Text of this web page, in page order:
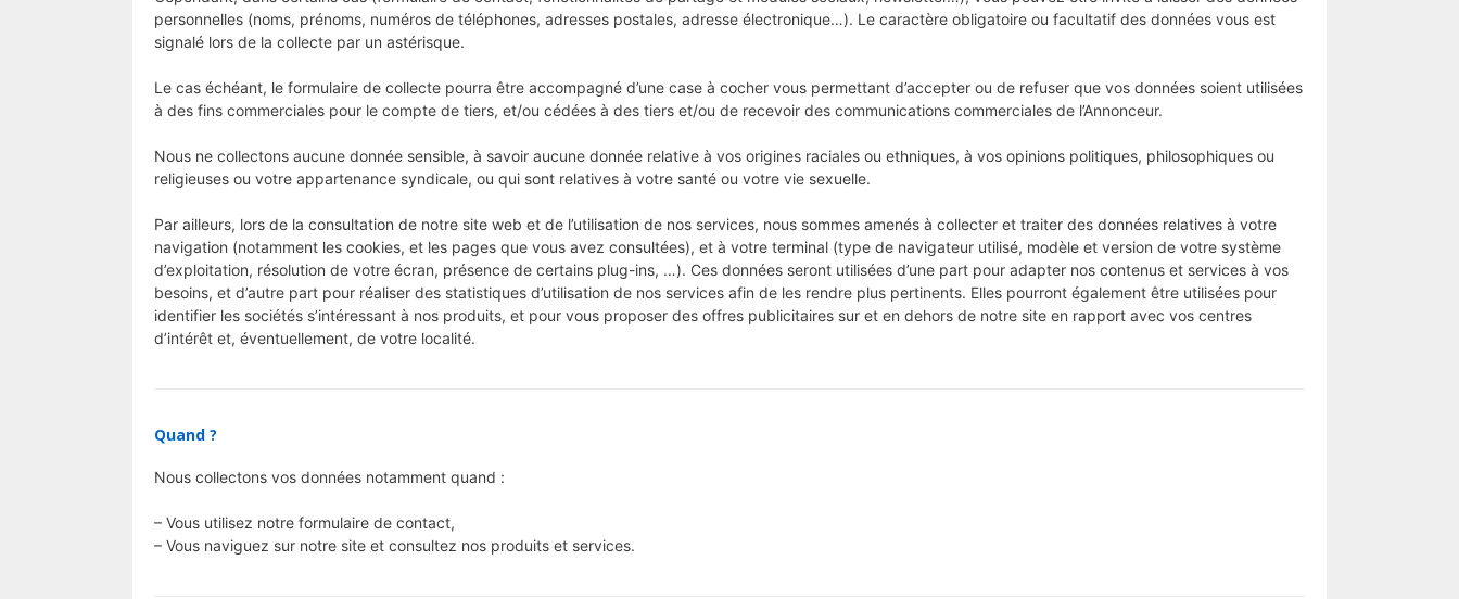
personnelles (noms, prénoms, numéros de téléphones, adresses postales, adresse électronique…). Le caractère obligatoire ou facultatif des données vous est
signalé lors de la collecte par un astérisque.
Le cas échéant, le formulaire de collecte pourra être accompagné d’une case à cocher vous permettant d’accepter ou de refuser que vos données soient utilisées
à des fins commerciales pour le compte de tiers, et/ou cédées à des tiers et/ou de recevoir des communications commerciales de l’Annonceur.
Nous ne collectons aucune donnée sensible, à savoir aucune donnée relative à vos origines raciales ou ethniques, à vos opinions politiques, philosophiques ou
religieuses ou votre appartenance syndicale, ou qui sont relatives à votre santé ou votre vie sexuelle.
Par ailleurs, lors de la consultation de notre site web et de l’utilisation de nos services, nous sommes amenés à collecter et traiter des données relatives à votre
navigation (notamment les cookies, et les pages que vous avez consultées), et à votre terminal (type de navigateur utilisé, modèle et version de votre système
d’exploitation, résolution de votre écran, présence de certains plug-ins, …). Ces données seront utilisées d’une part pour adapter nos contenus et services à vos
besoins, et d’autre part pour réaliser des statistiques d’utilisation de nos services afin de les rendre plus pertinents. Elles pourront également être utilisées pour
identifier les sociétés s’intéressant à nos produits, et pour vous proposer des offres publicitaires sur et en dehors de notre site en rapport avec vos centres
d’intérêt et, éventuellement, de votre localité.
Quand ?
Nous collectons vos données notamment quand :
– Vous utilisez notre formulaire de contact,
– Vous naviguez sur notre site et consultez nos produits et services.